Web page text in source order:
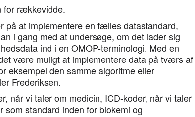
for rækkevidde.
på at implementere en fælles datastandard,
i gang med at undersøge, om det lader sig
ind i en OMOP-terminologi. Med en
være muligt at implementere data på tværs af
eksempel den samme algoritme eller
Frederiksen.
når vi taler om medicin, ICD-koder, når vi taler
som standard inden for biokemi og